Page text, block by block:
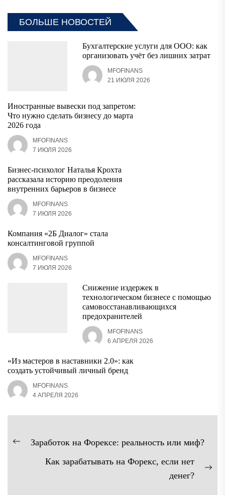
БОЛЬШЕ НОВОСТЕЙ
Бухгалтерские услуги для ООО: как
организовать учёт без лишних затрат
MFOFINANS
21 ИЮЛЯ 2026
Иностранные вывески под запретом:
Что нужно сделать бизнесу до марта
2026 года
MFOFINANS
7 ИЮЛЯ 2026
Бизнес-психолог Наталья Крохта
рассказала историю преодоления
внутренних барьеров в бизнесе
MFOFINANS
7 ИЮЛЯ 2026
Компания «2Б Диалог» стала
консалтинговой группой
MFOFINANS
7 ИЮЛЯ 2026
Снижение издержек в
технологическом бизнесе с помощью
самовосстанавливающихся
предохранителей
MFOFINANS
6 АПРЕЛЯ 2026
«Из мастеров в наставники 2.0»: как
создать устойчивый личный бренд
MFOFINANS
4 АПРЕЛЯ 2026
Навигация
Предыдущая
Заработок на Форексе: реальность или миф?
Как зарабатывать на Форекс, если нет
денег?